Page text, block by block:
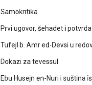
Samokritika
Prvi ugovor, šehadet i potvrda
Tufejl b. Amr ed-Devsi u
Dokazi za tevessul
Ebu Husejn en-Nuri i suština